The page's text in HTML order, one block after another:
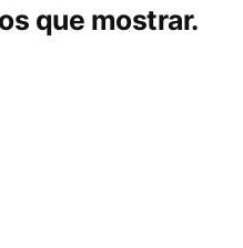
que mostrar.